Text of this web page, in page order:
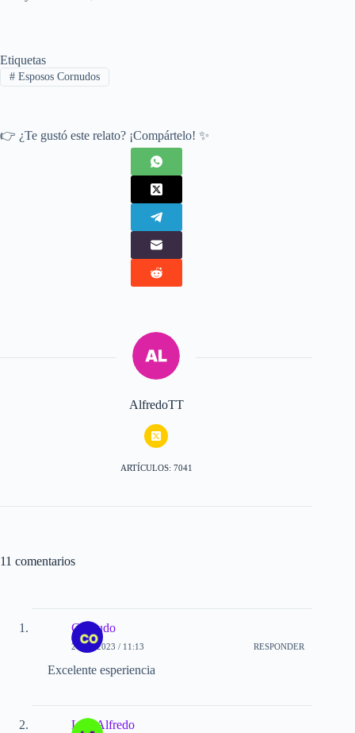
Etiquetas
#Esposos Cornudos
👉 ¿Te gustó este relato? ¡Compártelo! ✨
AlfredoTT
ARTÍCULOS: 7041
11 comentarios
Cornudo
24-08-2023 / 11:13 RESPONDER
Excelente esperiencia
Luis Alfredo